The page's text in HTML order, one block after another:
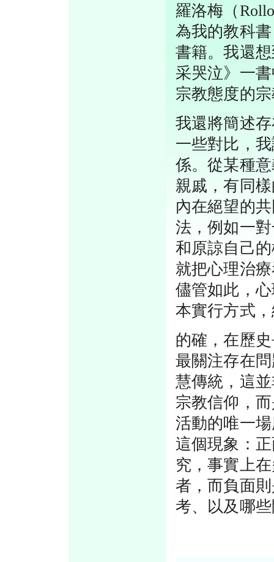
羅洛梅（
為我的教科
書籍。我還想
采哭泣》一
宗教態度的
我還將簡述
一些對比，
係。從某種
親戚，有同
內在絕望的
法，例如一
和原諒自己
就把心理治
儘管如此，
本實行方式
的確，在歷
最關注存在
慧傳統，這
宗教信仰，
活動的唯一
這個現象：
究，事實上
者，而負面
考、以及哪